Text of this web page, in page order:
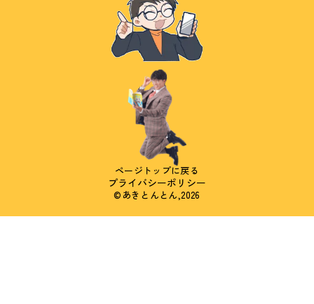
ページトップに戻る
プライバシーポリシー
©あきとんとん,2026